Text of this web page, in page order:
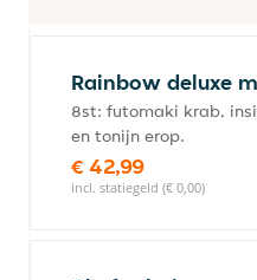
Rainbow deluxe
8st: futomaki krab,
en tonijn erop.
€ 42,99
incl. statiegeld (€ 0,00)